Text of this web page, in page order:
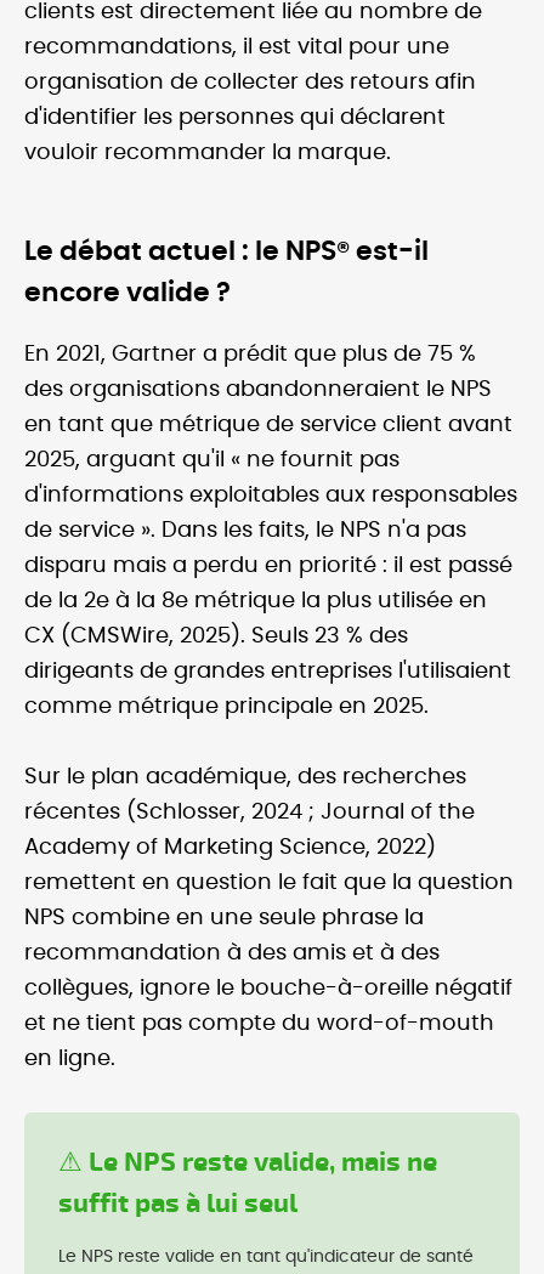
clients est directement liée au nombre de
recommandations, il est vital pour une
organisation de collecter des retours afin
d'identifier les personnes qui déclarent
vouloir recommander la marque.
Le débat actuel : le NPS® est-il
encore valide ?
En 2021, Gartner a prédit que plus de 75 %
des organisations abandonneraient le NPS
en tant que métrique de service client avant
2025, arguant qu'il « ne fournit pas
d'informations exploitables aux responsables
de service ». Dans les faits, le NPS n'a pas
disparu mais a perdu en priorité : il est passé
de la 2e à la 8e métrique la plus utilisée en
CX (CMSWire, 2025). Seuls 23 % des
dirigeants de grandes entreprises l'utilisaient
comme métrique principale en 2025.
Sur le plan académique, des recherches
récentes (Schlosser, 2024 ; Journal of the
Academy of Marketing Science, 2022)
remettent en question le fait que la question
NPS combine en une seule phrase la
recommandation à des amis et à des
collègues, ignore le bouche-à-oreille négatif
et ne tient pas compte du word-of-mouth
en ligne.
⚠ Le NPS reste valide, mais ne
suffit pas à lui seul
Le NPS reste valide en tant qu'indicateur de santé